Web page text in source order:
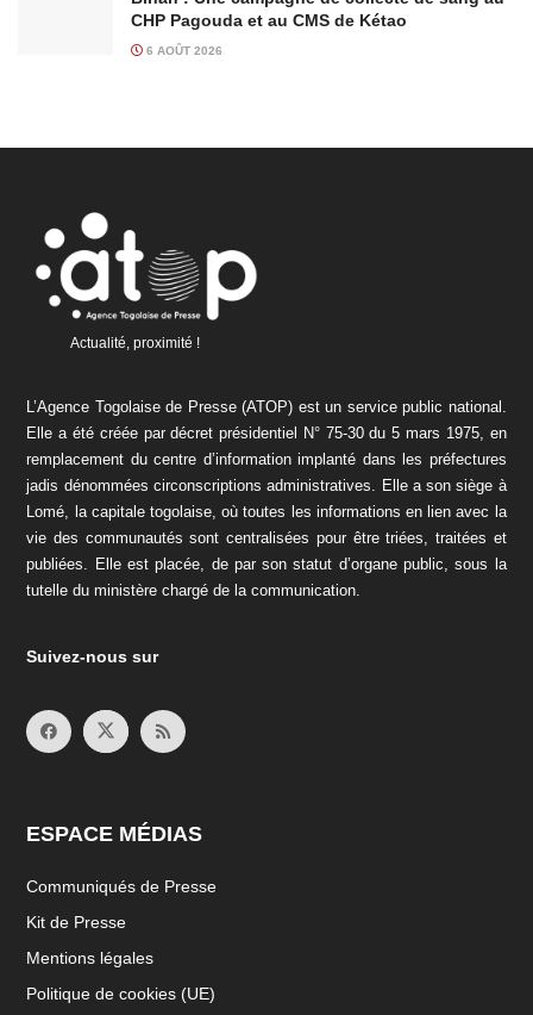
CHP Pagouda et au CMS de Kétao
6 AOÛT 2026
Actualité, proximité !
L’Agence Togolaise de Presse (ATOP) est un service public national.
Elle a été créée par décret présidentiel N° 75-30 du 5 mars 1975, en
remplacement du centre d’information implanté dans les préfectures
jadis dénommées circonscriptions administratives. Elle a son siège à
Lomé, la capitale togolaise, où toutes les informations en lien avec la
vie des communautés sont centralisées pour être triées, traitées et
publiées. Elle est placée, de par son statut d’organe public, sous la
tutelle du ministère chargé de la communication.
Suivez-nous sur
ESPACE MÉDIAS
Communiqués de Presse
Kit de Presse
Mentions légales
Politique de cookies (UE)